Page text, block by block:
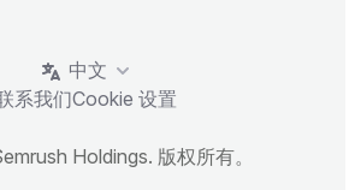
中文
系我们Cookie 设置
Holdings. 版权所有。